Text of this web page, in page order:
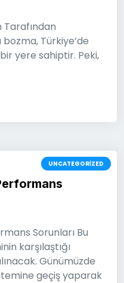
Tarafından
Türkiye’de
yere sahiptir. Peki,
UNCATEGORIZED
Sorunları Bu
karşılaştığı
Günümüzde
geçiş yaparak